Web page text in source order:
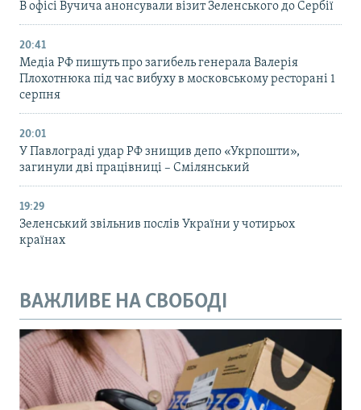
В офісі Вучича анонсували візит Зеленського до Сербії
20:41
Медіа РФ пишуть про загибель генерала Валерія
Плохотнюка під час вибуху в московському ресторані 1
серпня
20:01
У Павлограді удар РФ знищив депо «Укрпошти»,
загинули дві працівниці – Смілянський
19:29
Зеленський звільнив послів України у чотирьох
країнах
ВАЖЛИВЕ НА СВОБОДІ